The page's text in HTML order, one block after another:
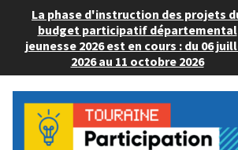
La phase d'instruction des projets
budget participatif départemental
jeunesse 2026 est en cours : du 06
2026 au 11 octobre 2026